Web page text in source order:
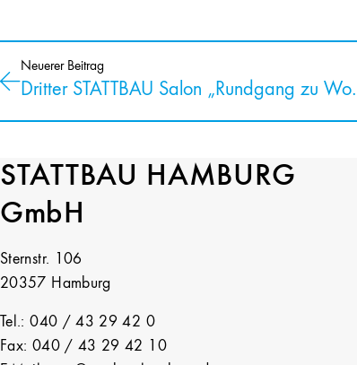
Dritter
Neuerer Beitrag
STATTBAU HAMBURG
GmbH
Sternstr. 106
20357 Hamburg
Tel.: 040 / 43 29 42 0
Fax: 040 / 43 29 42 10